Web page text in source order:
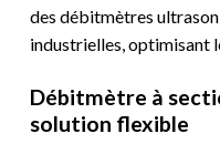
des débitmètres
industrielles, optimisant
Débitmètre à
solution flexible